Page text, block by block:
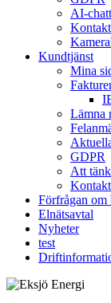
AI-
Kundtjänst
Mina
Lämna
GDPR
Att
Förfrågan
Elnätsavtal
Nyheter
test